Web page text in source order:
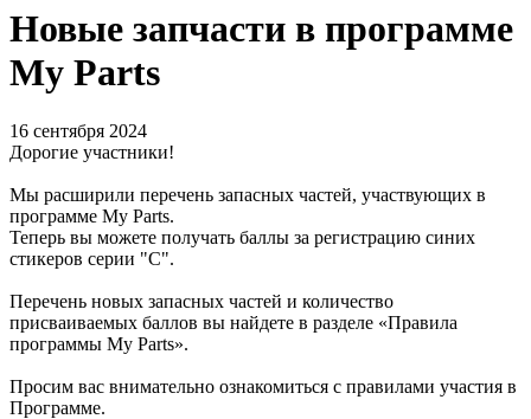
Новые запчасти в программе
My Parts
16 сентября 2024
Дорогие участники!
Мы расширили перечень запасных частей, участвующих в
программе My Parts.
Теперь вы можете получать баллы за регистрацию синих
стикеров серии "С".
Перечень новых запасных частей и количество
присваиваемых баллов вы найдете в разделе «Правила
программы My Parts».
Просим вас внимательно ознакомиться с правилами участия в
Программе.